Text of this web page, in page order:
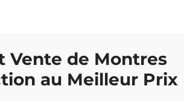
Vente de Montres
au Meilleur Prix